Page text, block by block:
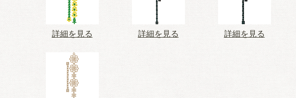
詳細を見る 詳細を見る 詳細を見る